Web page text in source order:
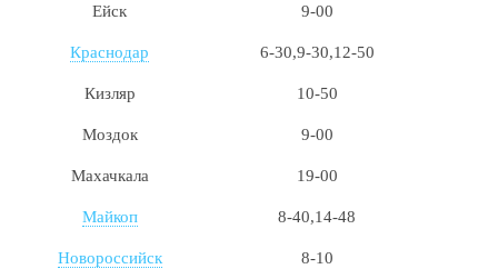
Ейск 9-00
Краснодар 6-30,9-30,12-50
Кизляр 10-50
Моздок 9-00
Махачкала 19-00
Майкоп 8-40,14-48
Новороссийск 8-10